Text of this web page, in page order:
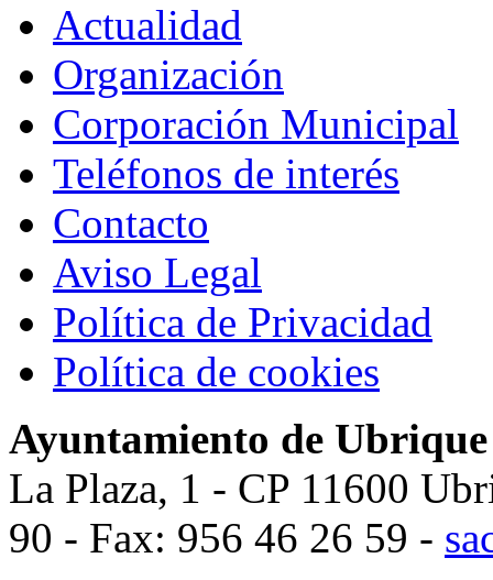
Actualidad
Organización
Corporación Municipal
Teléfonos de interés
Contacto
Aviso Legal
Política de Privacidad
Política de cookies
Ayuntamiento de Ubrique
La Plaza, 1 - CP 11600
90 - Fax: 956 46 26 59 -